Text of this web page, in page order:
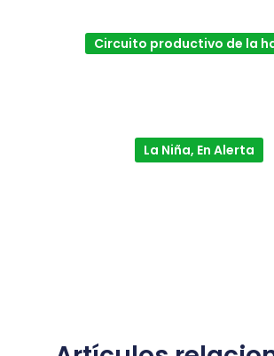
Circuito productivo de la
La Niña, En Alerta